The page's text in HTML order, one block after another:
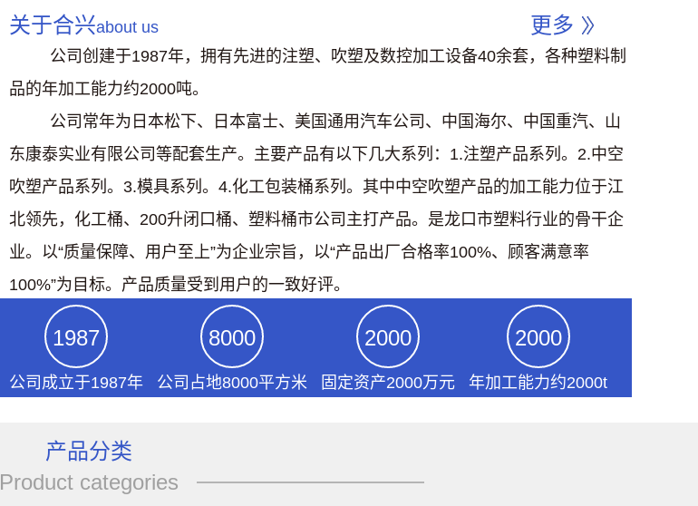
关于合兴about us 更多
公司创建于1987年，拥有先进的注塑、吹塑及数控加工设备40余套，各种塑料制
品的年加工能力约2000吨。
公司常年为日本松下、日本富士、美国通用汽车公司、中国海尔、中国重汽、山
东康泰实业有限公司等配套生产。主要产品有以下几大系列：1.注塑产品系列。2.中空
吹塑产品系列。3.模具系列。4.化工包装桶系列。其中中空吹塑产品的加工能力位于江
北领先，化工桶、200升闭口桶、塑料桶市公司主打产品。是龙口市塑料行业的骨干企
业。以“质量保障、用户至上”为企业宗旨，以“产品出厂合格率100%、顾客满意率
100%”为目标。产品质量受到用户的一致好评。
1987
公司成立于1987年
8000
公司占地8000平方米
2000
固定资产2000万元
2000
年加工能力约2000t
产品分类
Product categories